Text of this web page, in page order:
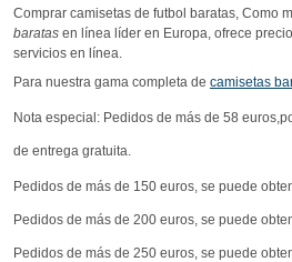
Comprar camisetas de futbol baratas, Como
baratas en línea líder en Europa, ofrece
servicios en línea.
Para nuestra gama completa de camisetas
Nota especial: Pedidos de más de 58
de entrega gratuita.
Pedidos de más de 150 euros, se puede
Pedidos de más de 200 euros, se puede
Pedidos de más de 250 euros, se puede